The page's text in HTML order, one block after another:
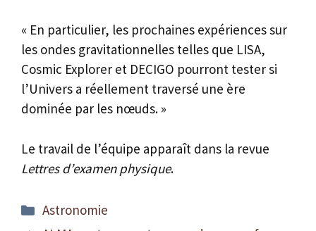
« En particulier, les prochaines expériences sur
les ondes gravitationnelles telles que LISA,
Cosmic Explorer et DECIGO pourront tester si
l’Univers a réellement traversé une ère
dominée par les nœuds. »
Le travail de l’équipe apparaît dans la revue
Lettres d’examen physique.
Catégories
Astronomie